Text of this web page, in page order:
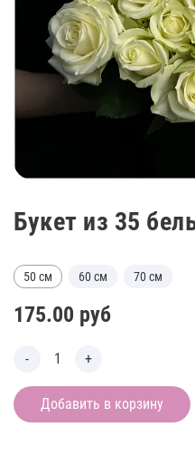
Букет из 35
50 см 60 см 70 см
175.00 руб
Добавить в корзину